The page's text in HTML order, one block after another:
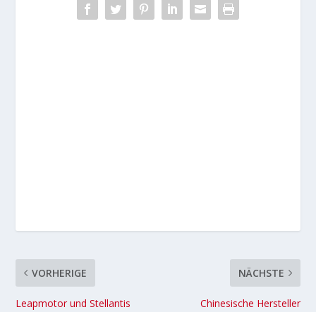
VORHERIGE
Leapmotor und Stellantis
NÄCHSTE
Chinesische Hersteller